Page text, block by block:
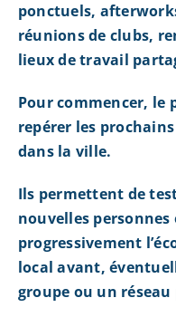
ponctuels,
réunions de clubs,
lieux de travail
Pour commencer, le
repérer les
dans la ville.
Ils permettent de
nouvelles
progressivement
local avant,
groupe ou un